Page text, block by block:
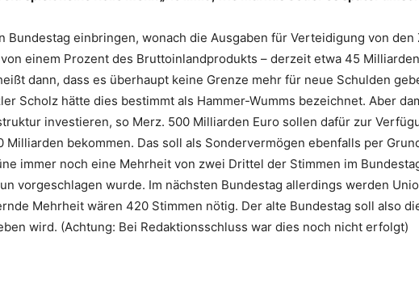
Bundestag einbringen, wonach die Ausgaben für Verteidigung von
einem Prozent des Bruttoinlandprodukts – derzeit etwa 45
dann, dass es überhaupt keine Grenze mehr für neue Schulden
Scholz hätte dies bestimmt als Hammer-Wumms bezeichnet. Aber
investieren, so Merz. 500 Milliarden Euro sollen dafür zur
Milliarden bekommen. Das soll als Sondervermögen ebenfalls per
immer noch eine Mehrheit von zwei Drittel der Stimmen im
vorgeschlagen wurde. Im nächsten Bundestag allerdings werden
Mehrheit wären 420 Stimmen nötig. Der alte Bundestag soll also
wird. (Achtung: Bei Redaktionsschluss war dies noch nicht erfolgt)